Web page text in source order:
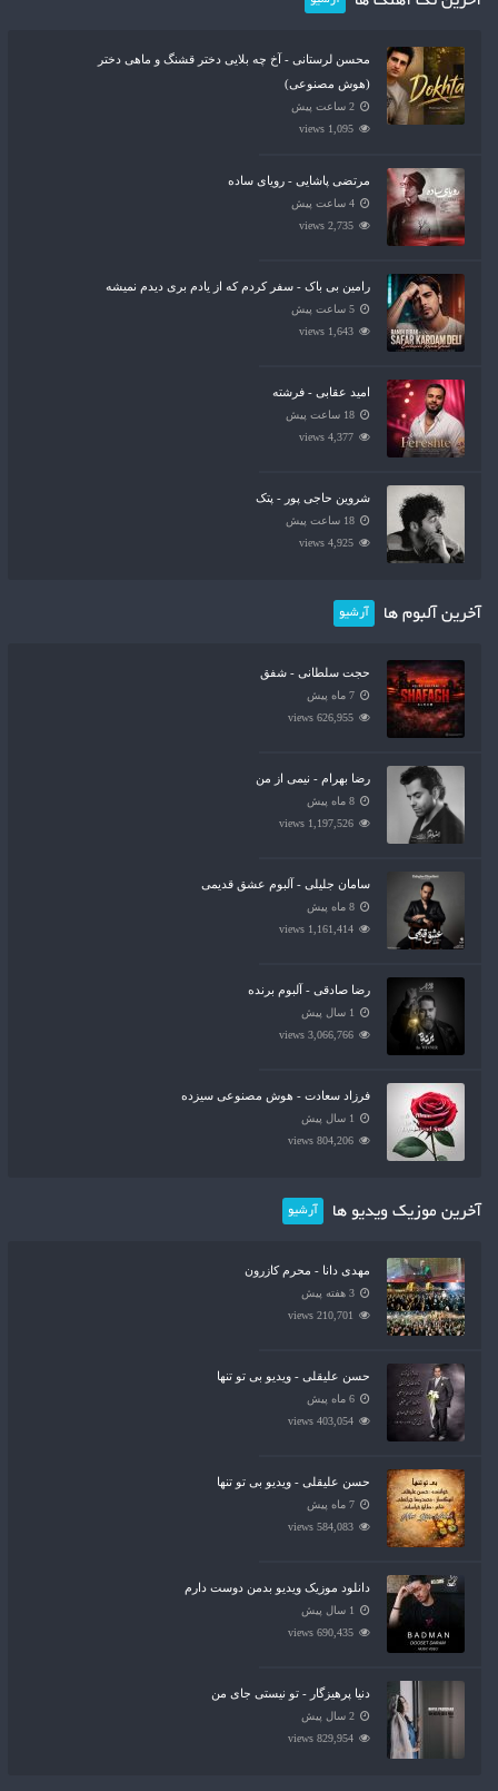
محسن لرستانی - آخ چه بلایی دختر قشنگ و ماهی دختر
(هوش مصنوعی)
2 ساعت پیش
1,095 views
مرتضی پاشایی - رویای ساده
4 ساعت پیش
2,735 views
رامین بی باک - سفر کردم که از یادم بری دیدم نمیشه
5 ساعت پیش
1,643 views
امید عقابی - فرشته
18 ساعت پیش
4,377 views
شروین حاجی پور - پتک
18 ساعت پیش
4,925 views
آخرین آلبوم ها آرشیو
حجت سلطانی - شفق
7 ماه پیش
626,955 views
رضا بهرام - نیمی از من
8 ماه پیش
1,197,526 views
سامان جلیلی - آلبوم عشق قدیمی
8 ماه پیش
1,161,414 views
رضا صادقی - آلبوم برنده
1 سال پیش
3,066,766 views
فرزاد سعادت - هوش مصنوعی سیزده
1 سال پیش
804,206 views
آخرین موزیک ویدیو ها آرشیو
مهدی دانا - محرم کازرون
3 هفته پیش
210,701 views
حسن علیقلی - ویدیو بی تو تنها
6 ماه پیش
403,054 views
حسن علیقلی - ویدیو بی تو تنها
7 ماه پیش
584,083 views
دانلود موزیک ویدیو بدمن دوست دارم
1 سال پیش
690,435 views
دنیا پرهیزگار - تو نیستی جای من
2 سال پیش
829,954 views